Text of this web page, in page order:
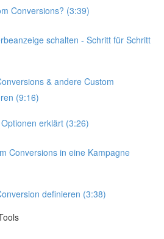
Conversions? (3:39)
schalten - Schritt für Schritt
& andere Custom
(9:16)
erklärt (3:26)
Conversions in eine Kampagne
definieren (3:38)